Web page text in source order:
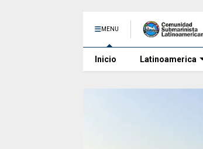
MENU
Inicio Latinoamerica